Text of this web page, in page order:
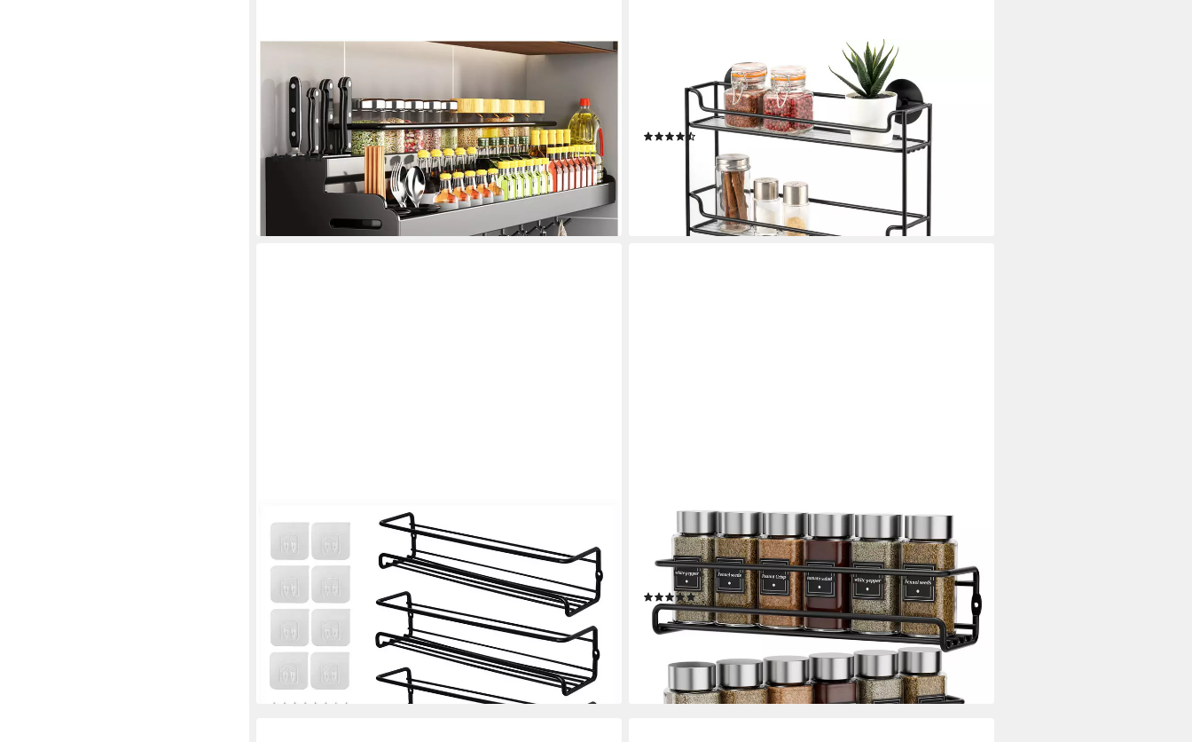
Gewürzregal Gewürzregal Wand,
GewürzregaleKüchenregal wand ohne Bohren,
Gewürzregal Hängend mit Messerschlitz, 12 Haken, 2
Becher
(12)
ab 34,99 € UVP53,99 €
lieferbar - in 2-3 Werktagen bei dir
Gewürzregal Gewürzregal zur Wandmontage, 3 Ebenen,
schwarz, Kleben oder Bohren, 1-tlg., zum Kleben und
(19)
UVP42,99 €
lieferbar - in 3-4 Werktagen bei dir
Gewürzregal 4 Gewürzregal Hängende Wand
Gewürzregale kein Bohren Erforderlich
-23%
lieferbar - in 6-7 Werktagen bei dir
Gewürzregal Wandgewürzregal 2er-Set hängender Metall-
Gewürzhalter, 2-tlg., mit selbstklebend und Schrauben, für
Gewürzgläser, Küchenschrank
(1)
20,29 € 39,99 €
-49%
lieferbar - in 5-6 Werktagen bei dir